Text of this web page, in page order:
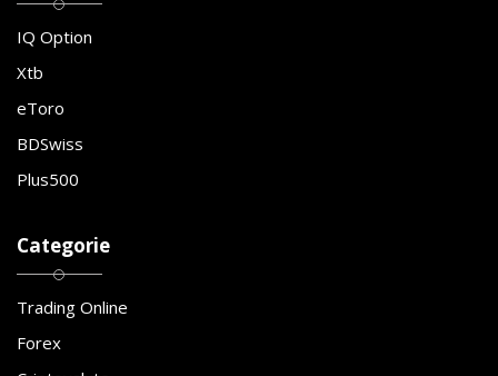
IQ Option
Xtb
eToro
BDSwiss
Plus500
Categorie
Trading Online
Forex